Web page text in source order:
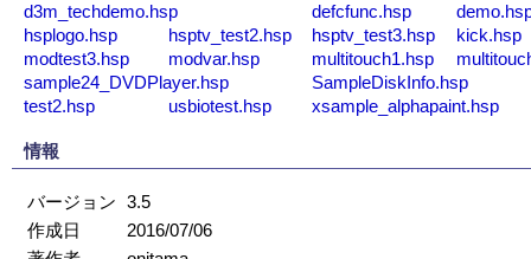
d3m_techdemo.hsp
defcfunc.hsp
hsplogo.hsp
hsptv_test2.hsp hsptv_test3.hsp
kick.hsp
modtest3.hsp
modvar.hsp multitouch1.hsp
sample24_DVDPlayer.hsp
SampleDiskInfo.hsp
test2.hsp
usbiotest.hsp xsample_alphapaint.hsp
情報
バージョン 3.5
作成日
2016/07/06